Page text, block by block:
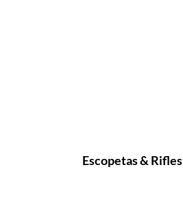
Escopetas & Rifles